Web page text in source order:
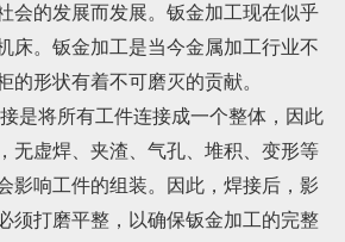
会的发展而发展。钣金加工现在似乎
床。钣金加工是当今金属加工行业不
的形状有着不可磨灭的贡献。
是将所有工件连接成一个整体，因此
无虚焊、夹渣、气孔、堆积、变形等
影响工件的组装。因此，焊接后，影
须打磨平整，以确保钣金加工的完整